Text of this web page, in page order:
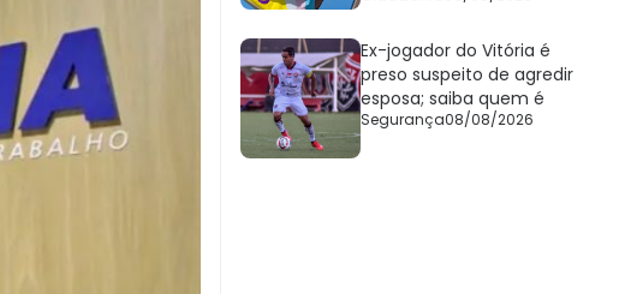
Ex-jogador do Vitória é
preso suspeito de agredir
esposa; saiba quem é
Segurança08/08/2026